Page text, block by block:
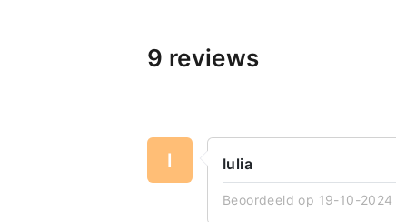
9 reviews
I Iulia
Beoordeeld op 19-10-2024